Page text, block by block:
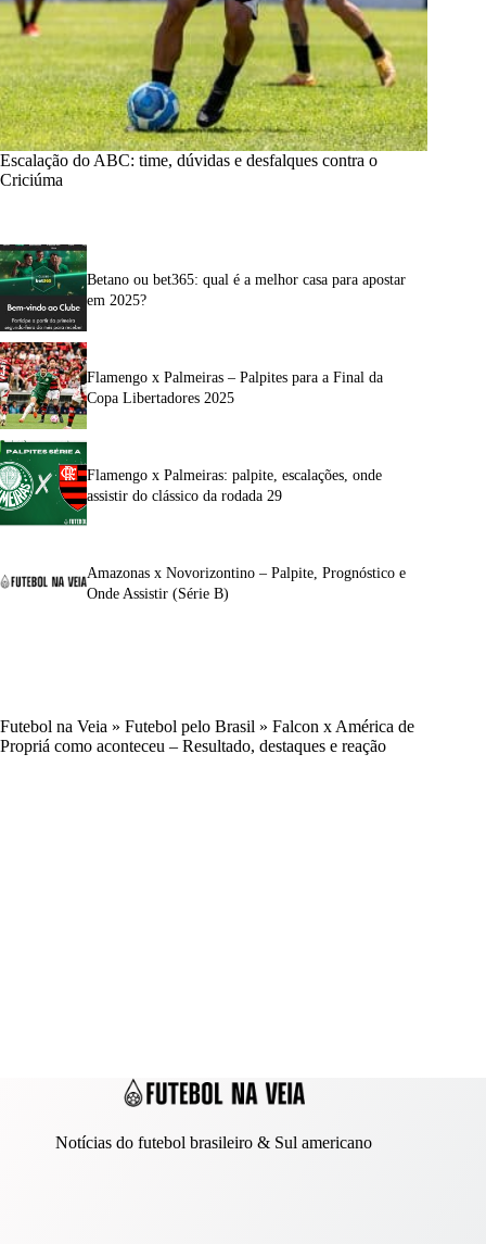
Escalação do ABC: time, dúvidas e desfalques contra o
Criciúma
Betano ou bet365: qual é a melhor casa para apostar
em 2025?
Flamengo x Palmeiras – Palpites para a Final da
Copa Libertadores 2025
Flamengo x Palmeiras: palpite, escalações, onde
assistir do clássico da rodada 29
Amazonas x Novorizontino – Palpite, Prognóstico e
Onde Assistir (Série B)
Futebol na Veia » Futebol pelo Brasil » Falcon x América de
Propriá como aconteceu – Resultado, destaques e reação
Notícias do futebol brasileiro & Sul americano